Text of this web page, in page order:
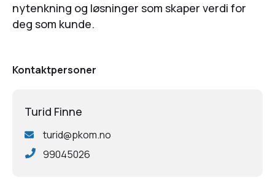
nytenkning og løsninger som skaper verdi for
deg som kunde.
Kontaktpersoner
Turid Finne
turid@pkom.no
99045026